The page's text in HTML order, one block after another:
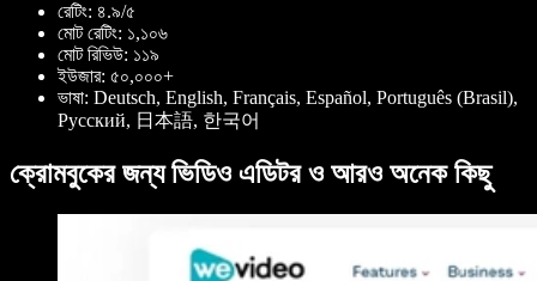
রেটিং: ৪.৯/৫
মোট রেটিং: ১,১০৬
মোট রিভিউ: ১১৯
ইউজার: ৫০,০০০+
ভাষা: Deutsch, English, Français, Español, Português (Brasil),
Pусский, 日本語, 한국어
ক্রোমবুকের জন্য ভিডিও এডিটর ও আরও অনেক কিছু